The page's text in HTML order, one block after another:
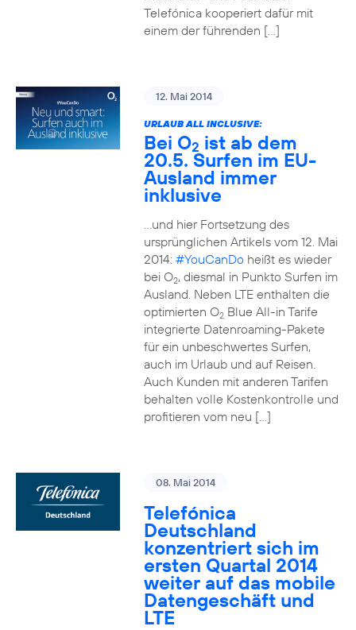
Telefónica kooperiert dafür mit
einem der führenden […]
12. Mai 2014
URLAUB ALL INCLUSIVE:
Bei O2 ist ab dem
20.5. Surfen im EU-
Ausland immer
inklusive
…und hier Fortsetzung des
ursprünglichen Artikels vom 12. Mai
2014: #YouCanDoheißt es wieder
bei O2, diesmal in Punkto Surfen im
Ausland. Neben LTE enthalten die
optimierten O2Blue All-in Tarife
integrierte Datenroaming-Pakete
für ein unbeschwertes Surfen,
auch im Urlaub und auf Reisen.
Auch Kunden mit anderen Tarifen
behalten volle Kostenkontrolle und
profitieren vom neu […]
08. Mai 2014
Telefónica
Deutschland
konzentriert sich im
ersten Quartal 2014
weiter auf das mobile
Datengeschäft und
LTE